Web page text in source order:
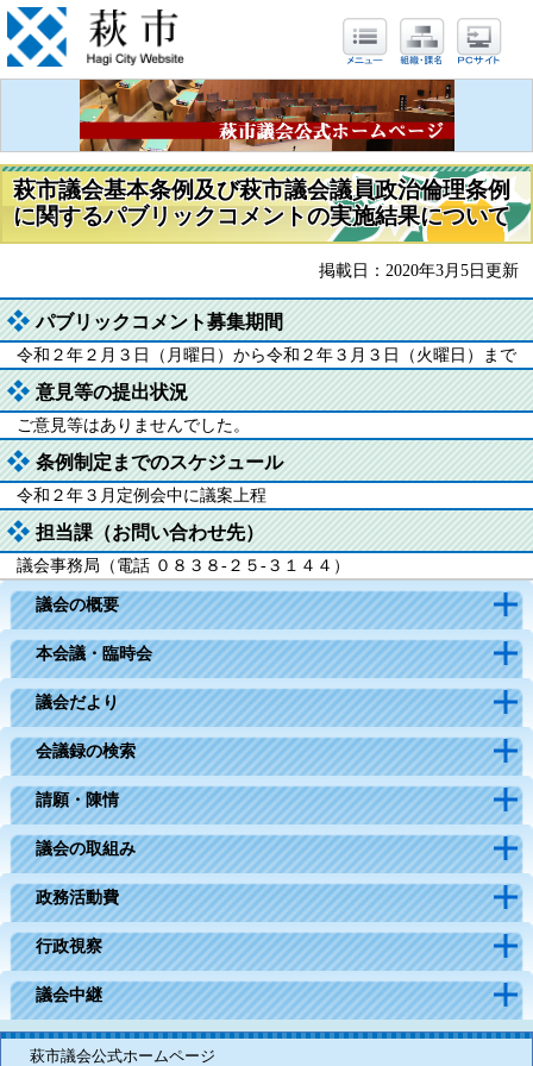
萩市議会基本条例及び萩市議会議員政治倫理条例
に関するパブリックコメントの実施結果について
掲載日：2020年3月5日更新
パブリックコメント募集期間
令和２年２月３日（月曜日）から令和２年３月３日（火曜日）まで
意見等の提出状況
ご意見等はありませんでした。
条例制定までのスケジュール
令和２年３月定例会中に議案上程
担当課（お問い合わせ先）
議会事務局（電話 ０８３８‐２５‐３１４４）
議会の概要
本会議・臨時会
議会だより
会議録の検索
請願・陳情
議会の取組み
政務活動費
行政視察
議会中継
萩市議会公式ホームページ